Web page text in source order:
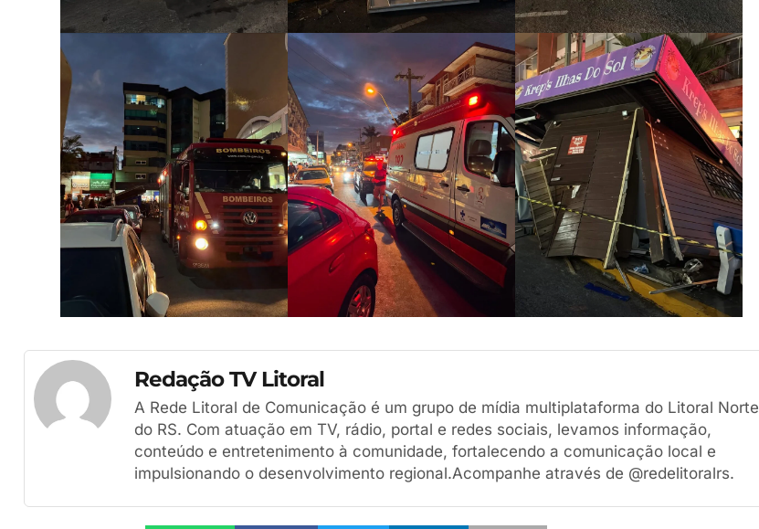
Redação TV Litoral
A Rede Litoral de Comunicação é um grupo de mídia multiplataforma do Litoral Norte
do RS. Com atuação em TV, rádio, portal e redes sociais, levamos informação,
conteúdo e entretenimento à comunidade, fortalecendo a comunicação local e
impulsionando o desenvolvimento regional.Acompanhe através de @redelitoralrs.